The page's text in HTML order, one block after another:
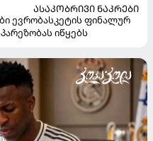
ᲐᲡᲐᲙᲝᲑᲠᲘᲕᲘ ᲜᲐᲙᲠᲔᲑᲘ
ევრობასკეტის ფინალურ
იწყებს